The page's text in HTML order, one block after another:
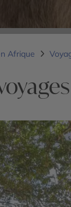
Afrique